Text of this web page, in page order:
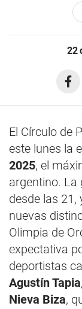
22
El Círculo de
este lunes la
2025, el
argentino. La
desde las 21,
nuevas
Olimpia de
expectativa
deportistas
Agustín Tapia,
Nieva Biza,